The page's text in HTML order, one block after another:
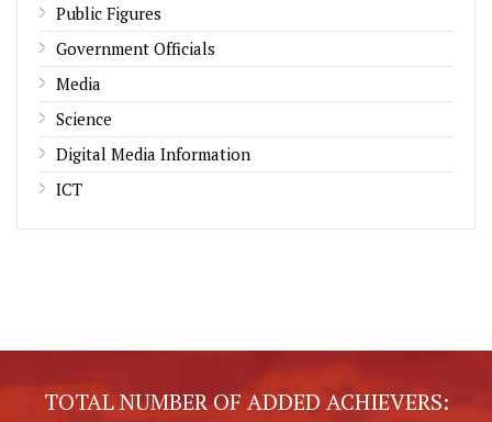
Public Figures
Government Officials
Media
Science
Digital Media Information
ICT
TOTAL NUMBER OF ADDED ACHIEVERS: